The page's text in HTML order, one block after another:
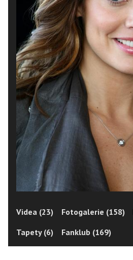
Videa (23) Fotogalerie (158)
Tapety (6)
Fanklub (169)